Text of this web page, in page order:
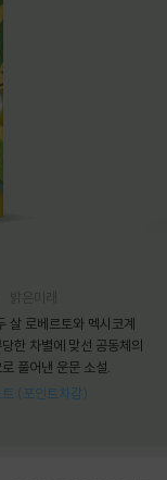
살 로베르토와 멕시코계
한 차별에 맞선 공동체의
풀어낸 운문 소설.
(포인트차감)